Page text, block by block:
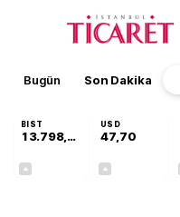
Bugün Son Dakika
BIST
13.798,82
USD
47,70